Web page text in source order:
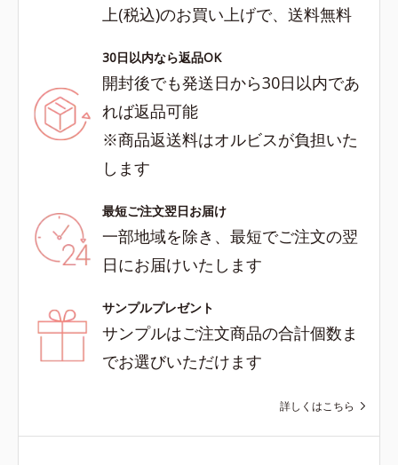
上(税込)のお買い上げで、送料無料
30日以内なら返品OK
開封後でも発送日から30日以内であ
れば返品可能
※商品返送料はオルビスが負担いた
します
最短ご注文翌日お届け
一部地域を除き、最短でご注文の翌
日にお届けいたします
サンプルプレゼント
サンプルはご注文商品の合計個数ま
でお選びいただけます
詳しくはこちら